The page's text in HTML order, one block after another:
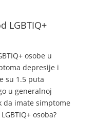
LGBTIQ+
osobe u
depresije i
su 1.5 puta
u generalnoj
da imate simptome
osoba?